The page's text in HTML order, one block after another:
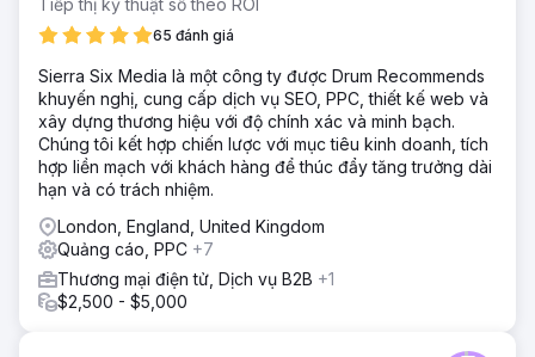
Tiếp thị kỹ thuật số theo ROI
65 đánh giá
Sierra Six Media là một công ty được Drum Recommends
khuyến nghị, cung cấp dịch vụ SEO, PPC, thiết kế web và
xây dựng thương hiệu với độ chính xác và minh bạch.
Chúng tôi kết hợp chiến lược với mục tiêu kinh doanh, tích
hợp liền mạch với khách hàng để thúc đẩy tăng trưởng dài
hạn và có trách nhiệm.
London, England, United Kingdom
Quảng cáo, PPC +7
Thương mại điện tử, Dịch vụ B2B +1
$2,500 - $5,000